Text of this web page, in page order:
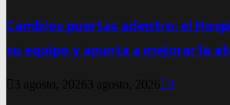
Cambios puertas adentro: el
su equipo y apunta a mejorar la
3 agosto, 2026 3 agosto, 2026 0